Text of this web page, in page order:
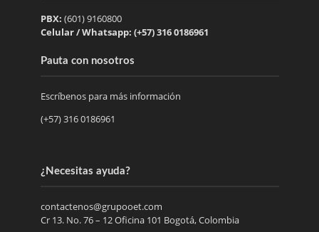
PBX: (601) 9160800
Celular / Whatsapp: (+57) 316 0186961
Pauta con nosotros
Escríbenos para más información
(+57) 316 0186961
¿Necesitas ayuda?
contactenos@grupooet.com
Cr 13. No. 76 – 12 Oficina 101 Bogotá, Colombia